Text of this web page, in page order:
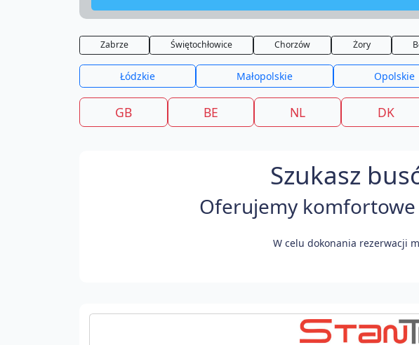
Zabrze Świętochłowice Chorzów Żory
Łódzkie Małopolskie Opolskie
GB BE NL DK
Szukasz
Oferujemy komfortowe
W celu dokonania rezerwacji